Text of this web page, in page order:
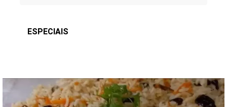
ESPECIAIS